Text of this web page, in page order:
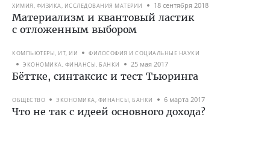
ХИМИЯ, ФИЗИКА, ИССЛЕДОВАНИЯ МАТЕРИИ 18 сентября 2018
Материализм и квантовый ластик
с отложенным выбором
КОМПЬЮТЕРЫ, ИТ, ИИ
ФИЛОСОФИЯ И СОЦИАЛЬНЫЕ НАУКИ
ЭКОНОМИКА, ФИНАНСЫ, БАНКИ
25 мая 2017
Бёттке, синтаксис и тест Тьюринга
ОБЩЕСТВО ЭКОНОМИКА, ФИНАНСЫ, БАНКИ 6 марта 2017
Что не так с идеей основного дохода?